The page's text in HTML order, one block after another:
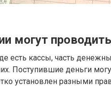
могут
есть кассы, часть
Поступившие деньги
установлен разными